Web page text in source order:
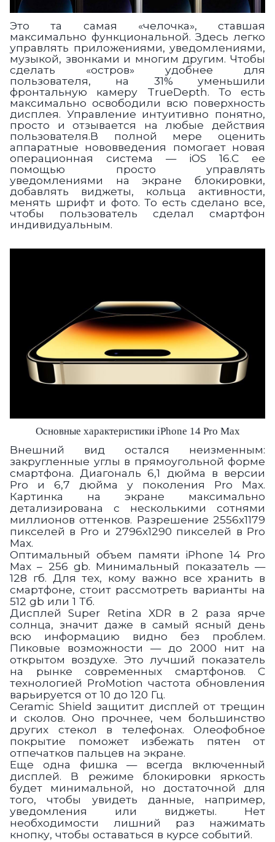
Это та самая «челочка», ставшая
максимально функциональной. Здесь легко
управлять приложениями, уведомлениями,
музыкой, звонками и многим другим. Чтобы
сделать «остров» удобнее для
пользователя, на 31% уменьшили
фронтальную камеру TrueDepth. То есть
максимально освободили всю поверхность
дисплея. Управление интуитивно понятно,
просто и отзывается на любые действия
пользователя.В полной мере оценить
аппаратные нововведения помогает новая
операционная система — iOS 16.С ее
помощью просто управлять
уведомлениями на экране блокировки,
добавлять виджеты, кольца активности,
менять шрифт и фото. То есть сделано все,
чтобы пользователь сделал смартфон
индивидуальным.
Основные характеристики iPhone 14 Pro Max
Внешний вид остался неизменным:
закругленные углы в прямоугольной форме
смартфона. Диагональ 6,1 дюйма в версии
Pro и 6,7 дюйма у поколения Pro Max.
Картинка на экране максимально
детализирована с несколькими сотнями
миллионов оттенков. Разрешение 2556х1179
пикселей в Pro и 2796х1290 пикселей в Pro
Max.
Оптимальный объем памяти iPhone 14 Pro
Max – 256 gb. Минимальный показатель —
128 гб. Для тех, кому важно все хранить в
смартфоне, стоит рассмотреть варианты на
512 gb или 1 Тб.
Дисплей Super Retina XDR в 2 раза ярче
солнца, значит даже в самый ясный день
всю информацию видно без проблем.
Пиковые возможности — до 2000 нит на
открытом воздухе. Это лучший показатель
на рынке современных смартфонов. С
технологией ProMotion частота обновления
варьируется от 10 до 120 Гц.
Ceramic Shield защитит дисплей от трещин
и сколов. Оно прочнее, чем большинство
других стекол в телефонах. Олеофобное
покрытие поможет избежать пятен от
отпечатков пальцев на экране.
Еще одна фишка — всегда включенный
дисплей. В режиме блокировки яркость
будет минимальной, но достаточной для
того, чтобы увидеть данные, например,
уведомления или виджеты. Нет
необходимости лишний раз нажимать
кнопку, чтобы оставаться в курсе событий.